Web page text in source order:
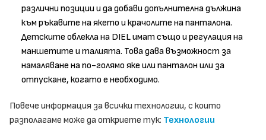
различни позиции и да добави допълнителна дължина
към ръкавите на якето и крачолите на панталона.
Детските облекла на DIEL имат също и регулация на
маншетите и талията. Това дава възможност за
намаляване на по-голямо яке или панталон или за
отпускане, когато е необходимо.
Повече информация за всички технологии, с които
разполагаме може да откриете тук: Технологии